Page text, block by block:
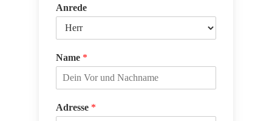
Anrede
Name *
Adresse *